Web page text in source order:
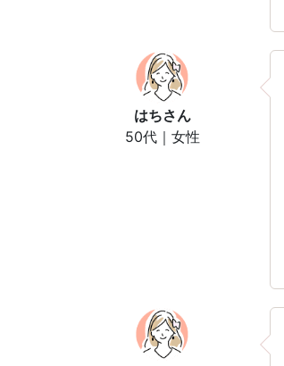
はちさん
50代｜女性